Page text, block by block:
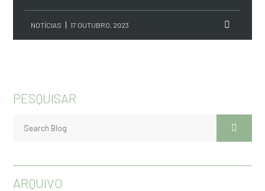
NOTÍCIAS 17 OUTUBRO, 2023
PESQUISAR
ARQUIVO